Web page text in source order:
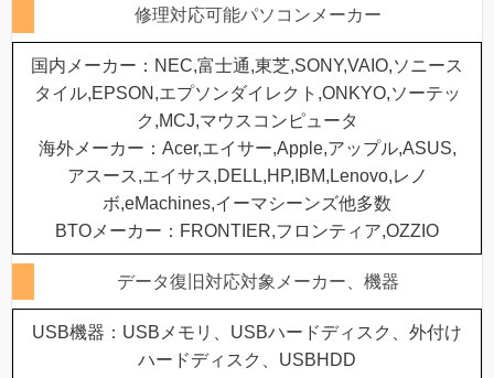
修理対応可能パソコンメーカー
国内メーカー：NEC,富士通,東芝,SONY,VAIO,ソニース
タイル,EPSON,エプソンダイレクト,ONKYO,ソーテッ
ク,MCJ,マウスコンピュータ
海外メーカー：Acer,エイサー,Apple,アップル,ASUS,
アスース,エイサス,DELL,HP,IBM,Lenovo,レノ
ボ,eMachines,イーマシーンズ他多数
BTOメーカー：FRONTIER,フロンティア,OZZIO
データ復旧対応対象メーカー、機器
USB機器：USBメモリ、USBハードディスク、外付け
ハードディスク、USBHDD